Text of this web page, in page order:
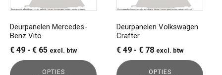
Deurpanelen Mercedes-
Benz Vito
€ 49 - € 65Prijsklasse:
€ 49
excl. btw
OPTIES
kan
gekozen
worden
op
de
productpagina
Deurpanelen Volkswagen
Crafter
€ 49 - € 78Prijsklasse:
€ 49
excl. btw
OPTIES
kan
gekozen
worden
op
de
productpagina